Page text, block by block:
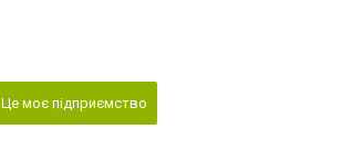
Це моє підприємство